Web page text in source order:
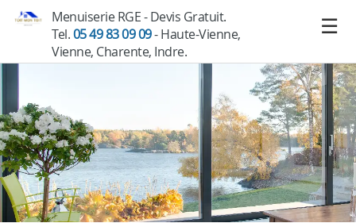
Menuiserie RGE - Devis Gratuit.
Tel.05 49 83 09 09- Haute-Vienne,
Vienne, Charente, Indre.